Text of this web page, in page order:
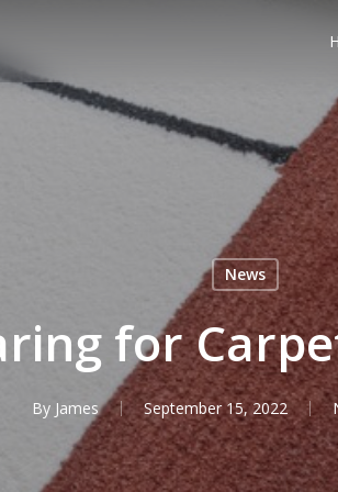
News
for
By James September 15, 2022